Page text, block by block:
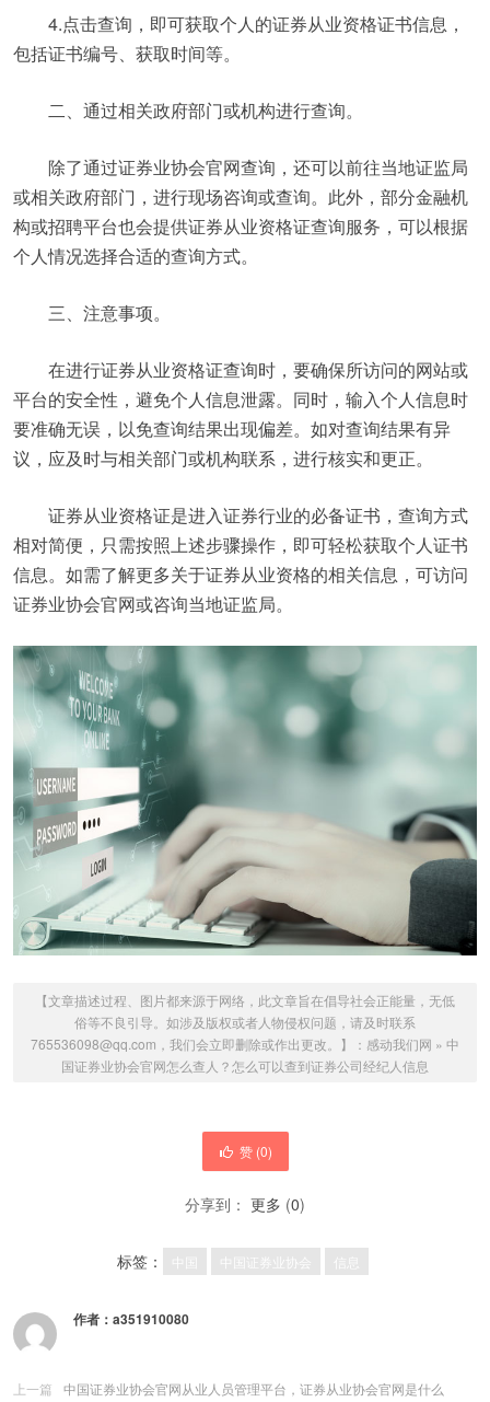
4.点击查询，即可获取个人的证券从业资格证书信息，
包括证书编号、获取时间等。
二、通过相关政府部门或机构进行查询。
除了通过证券业协会官网查询，还可以前往当地证监局
或相关政府部门，进行现场咨询或查询。此外，部分金融机
构或招聘平台也会提供证券从业资格证查询服务，可以根据
个人情况选择合适的查询方式。
三、注意事项。
在进行证券从业资格证查询时，要确保所访问的网站或
平台的安全性，避免个人信息泄露。同时，输入个人信息时
要准确无误，以免查询结果出现偏差。如对查询结果有异
议，应及时与相关部门或机构联系，进行核实和更正。
证券从业资格证是进入证券行业的必备证书，查询方式
相对简便，只需按照上述步骤操作，即可轻松获取个人证书
信息。如需了解更多关于证券从业资格的相关信息，可访问
证券业协会官网或咨询当地证监局。
【文章描述过程、图片都来源于网络，此文章旨在倡导社会正能量，无低
俗等不良引导。如涉及版权或者人物侵权问题，请及时联系
765536098@qq.com，我们会立即删除或作出更改。】： 感动我们网 » 中
国证券业协会官网怎么查人？怎么可以查到证券公司经纪人信息
赞 (0)
分享到： 更多 (0)
标签： 中国 中国证券业协会
作者： a351910080
上一篇
中国证券业协会官网从业人员管理平台，证券从业协会官网是什么